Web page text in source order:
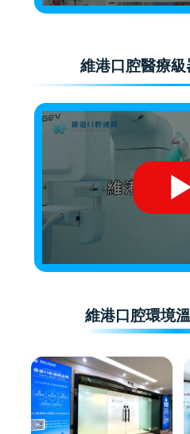
維港口腔醫療
維港口腔環境